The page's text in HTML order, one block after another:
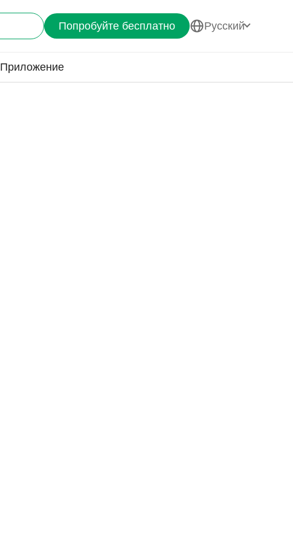
Попробуйте бесплатно Pусский
Приложение